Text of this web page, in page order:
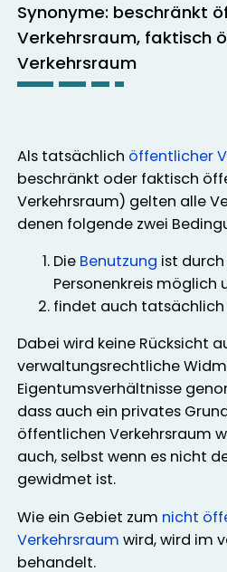
Synonyme: beschränkt
Verkehrsraum, faktisch
Verkehrsraum
Als tatsächlich öffentlicher
beschränkt oder faktisch
Verkehrsraum) gelten alle
denen folgende zwei
Die Benutzung ist
Personenkreis möglich
findet auch
Dabei wird keine Rücksicht
verwaltungsrechtliche
Eigentumsverhältnisse
dass auch ein privates
öffentlichen Verkehrsraum
auch, selbst wenn es nicht
gewidmet ist.
Wie ein Gebiet zum nicht
Verkehrsraum wird, wird im
behandelt.